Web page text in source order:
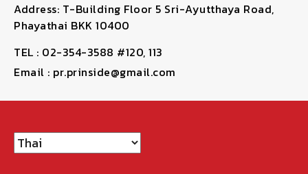
Address: T-Building Floor 5 Sri-Ayutthaya Road,
Phayathai BKK 10400
TEL : 02-354-3588 #120, 113
Email : pr.prinside@gmail.com